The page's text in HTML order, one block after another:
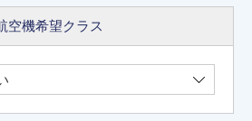
空機希望クラス